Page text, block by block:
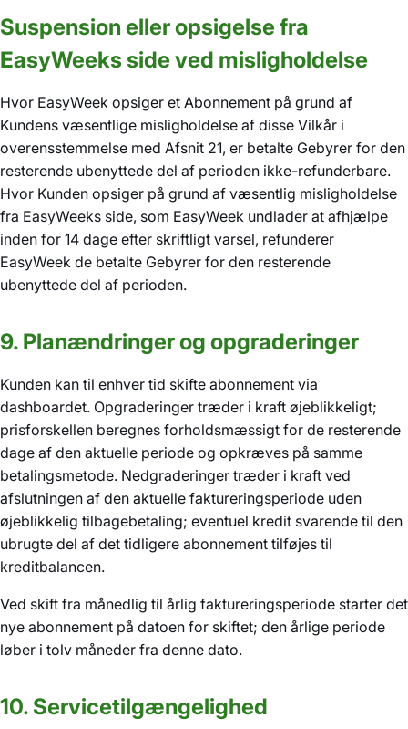
Suspension eller opsigelse fra
EasyWeeks side ved misligholdelse
Hvor EasyWeek opsiger et Abonnement på grund af
Kundens væsentlige misligholdelse af disse Vilkår i
overensstemmelse med Afsnit 21, er betalte Gebyrer for den
resterende ubenyttede del af perioden ikke-refunderbare.
Hvor Kunden opsiger på grund af væsentlig misligholdelse
fra EasyWeeks side, som EasyWeek undlader at afhjælpe
inden for 14 dage efter skriftligt varsel, refunderer
EasyWeek de betalte Gebyrer for den resterende
ubenyttede del af perioden.
9. Planændringer og opgraderinger
Kunden kan til enhver tid skifte abonnement via
dashboardet. Opgraderinger træder i kraft øjeblikkeligt;
prisforskellen beregnes forholdsmæssigt for de resterende
dage af den aktuelle periode og opkræves på samme
betalingsmetode. Nedgraderinger træder i kraft ved
afslutningen af den aktuelle faktureringsperiode uden
øjeblikkelig tilbagebetaling; eventuel kredit svarende til den
ubrugte del af det tidligere abonnement tilføjes til
kreditbalancen.
Ved skift fra månedlig til årlig faktureringsperiode starter det
nye abonnement på datoen for skiftet; den årlige periode
løber i tolv måneder fra denne dato.
10. Servicetilgængelighed